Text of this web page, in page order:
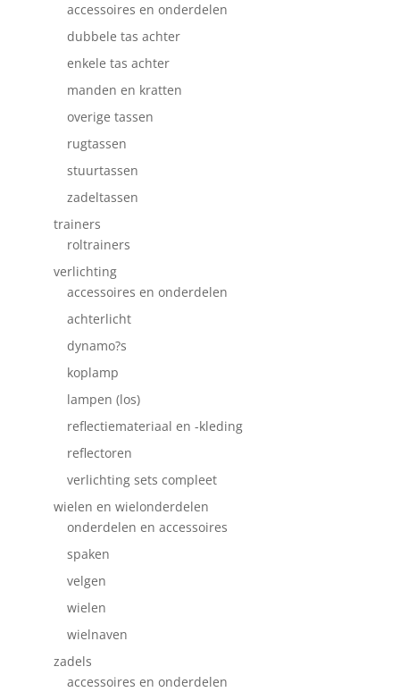
accessoires en onderdelen
dubbele tas achter
enkele tas achter
manden en kratten
overige tassen
rugtassen
stuurtassen
zadeltassen
trainers
roltrainers
verlichting
accessoires en onderdelen
achterlicht
dynamo?s
koplamp
lampen (los)
reflectiemateriaal en -kleding
reflectoren
verlichting sets compleet
wielen en wielonderdelen
onderdelen en accessoires
spaken
velgen
wielen
wielnaven
zadels
accessoires en onderdelen